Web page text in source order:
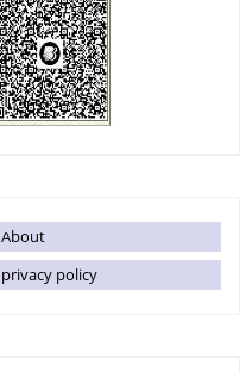
About
privacy policy